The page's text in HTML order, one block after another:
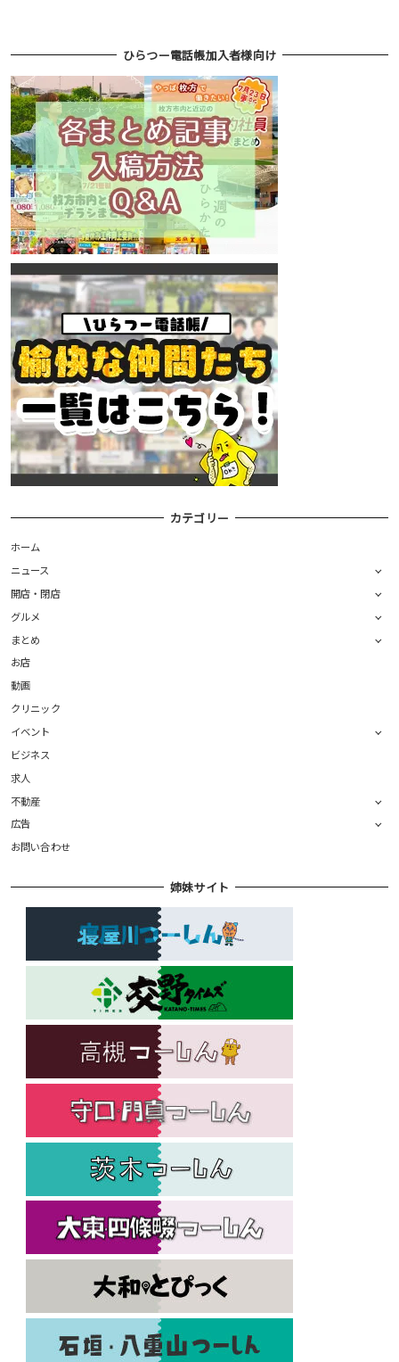
ひらつー電話帳加入者様向け
カテゴリー
ホーム
ニュース
開店・閉店
グルメ
まとめ
お店
動画
クリニック
イベント
ビジネス
求人
不動産
広告
お問い合わせ
姉妹サイト